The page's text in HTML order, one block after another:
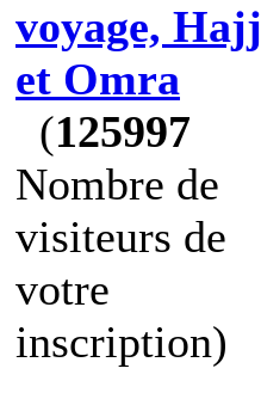
voyage, Hajj
et Omra
(125997
Nombre de
visiteurs de
votre
inscription)